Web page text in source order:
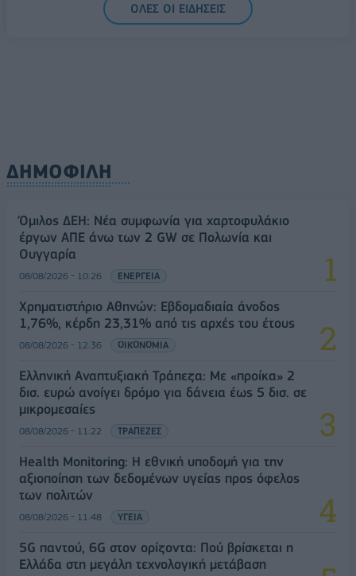
ευρώ ανοίγει δρόμο για δάνεια έως 5 δισ. σε
ΟΛΕΣ ΟΙ ΕΙΔΗΣΕΙΣ
ΔΗΜΟΦΙΛΗ
Όμιλος ΔΕΗ: Νέα συμφωνία για χαρτοφυλάκιο
έργων ΑΠΕ άνω των 2 GW σε Πολωνία και
Ουγγαρία
08/08/2026 - 10:26 ΕΝΕΡΓΕΙΑ
Χρηματιστήριο Αθηνών: Εβδομαδιαία άνοδος
1,76%, κέρδη 23,31% από τις αρχές του έτους
08/08/2026 - 12:36 ΟΙΚΟΝΟΜΙΑ
Ελληνική Αναπτυξιακή Τράπεζα: Με «προίκα» 2
δισ. ευρώ ανοίγει δρόμο για δάνεια έως 5 δισ. σε
μικρομεσαίες
08/08/2026 - 11:22 ΤΡΑΠΕΖΕΣ
Health Monitoring: Η εθνική υποδομή για την
αξιοποίηση των δεδομένων υγείας προς όφελος
των πολιτών
08/08/2026 - 11:48 ΥΓΕΙΑ
5G παντού, 6G στον ορίζοντα: Πού βρίσκεται η
Ελλάδα στη μεγάλη τεχνολογική μετάβαση